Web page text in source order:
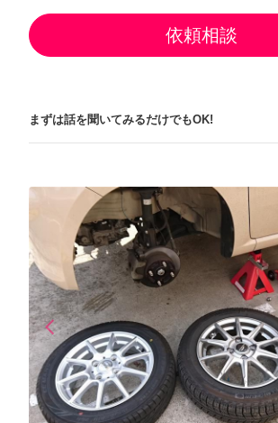
依頼相談
まずは話を聞いてみるだけでもOK!
arrow_back_iosPrevious